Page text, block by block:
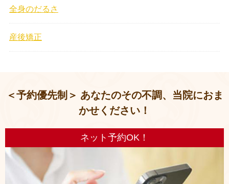
全身のだるさ
産後矯正
＜予約優先制＞ あなたのその不調、当院におま
かせください！
ネット予約OK！